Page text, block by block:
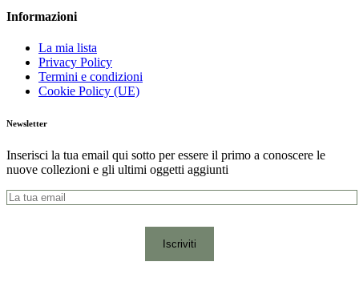
Informazioni
La mia lista
Privacy Policy
Termini e condizioni
Cookie Policy (UE)
Newsletter
Inserisci la tua email qui sotto per essere il primo a conoscere le
nuove collezioni e gli ultimi oggetti aggiunti